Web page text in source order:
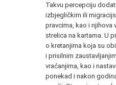
Takvu percepciju
izbjegličkim ili
pravcima, kao i njihova
strelica na kartama. U
o kretanjima koja su
i prisilnim
vraćanjima, kao i
ponekad i nakon